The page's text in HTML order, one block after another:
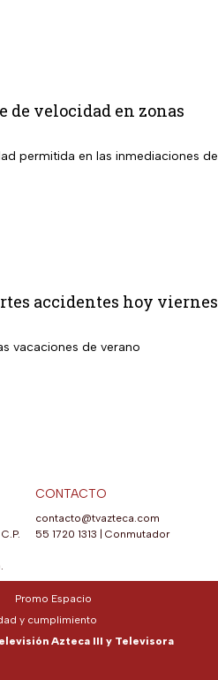
de velocidad en zonas
permitida en las inmediaciones de
accidentes hoy viernes
vacaciones de verano
CONTACTO
contacto@tvazteca.com
55 1720 1313
Conmutador
Promo Espacio
y cumplimiento
Azteca III y Televisora